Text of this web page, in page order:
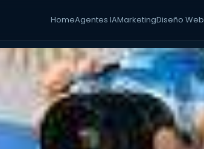
HomeAgentes IAMarketingDiseño Web